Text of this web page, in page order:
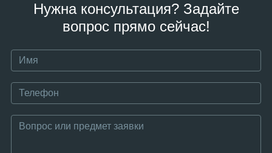
Нужна консультация? Задайте
вопрос прямо сейчас!